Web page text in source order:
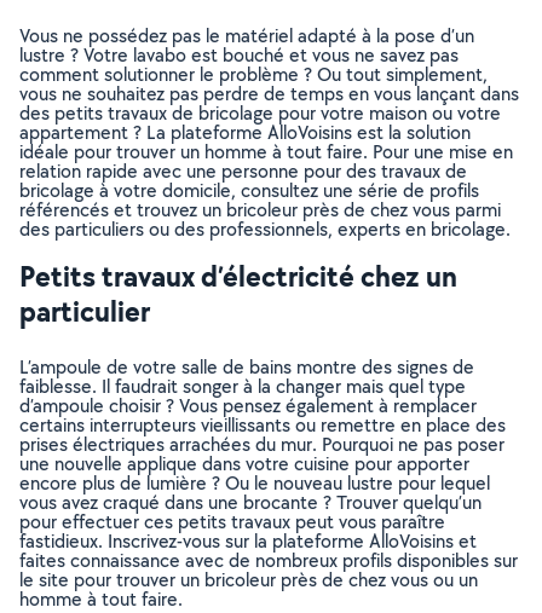
Vous ne possédez pas le matériel adapté à la pose d’un
lustre ? Votre lavabo est bouché et vous ne savez pas
comment solutionner le problème ? Ou tout simplement,
vous ne souhaitez pas perdre de temps en vous lançant dans
des petits travaux de bricolage pour votre maison ou votre
appartement ? La plateforme AlloVoisins est la solution
idéale pour trouver un homme à tout faire. Pour une mise en
relation rapide avec une personne pour des travaux de
bricolage à votre domicile, consultez une série de profils
référencés et trouvez un bricoleur près de chez vous parmi
des particuliers ou des professionnels, experts en bricolage.
Petits travaux d’électricité chez un
particulier
L’ampoule de votre salle de bains montre des signes de
faiblesse. Il faudrait songer à la changer mais quel type
d’ampoule choisir ? Vous pensez également à remplacer
certains interrupteurs vieillissants ou remettre en place des
prises électriques arrachées du mur. Pourquoi ne pas poser
une nouvelle applique dans votre cuisine pour apporter
encore plus de lumière ? Ou le nouveau lustre pour lequel
vous avez craqué dans une brocante ? Trouver quelqu’un
pour effectuer ces petits travaux peut vous paraître
fastidieux. Inscrivez-vous sur la plateforme AlloVoisins et
faites connaissance avec de nombreux profils disponibles sur
le site pour trouver un bricoleur près de chez vous ou un
homme à tout faire.